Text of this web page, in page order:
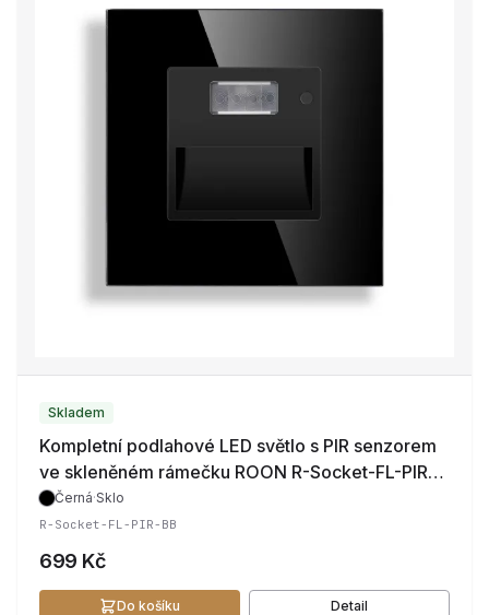
Skladem
Kompletní podlahové LED světlo s PIR senzorem
ve skleněném rámečku ROON R-Socket-FL-PIR-
BBČerná·Sklo
R-Socket-FL-PIR-BB
699 Kč
Do košíku Detail